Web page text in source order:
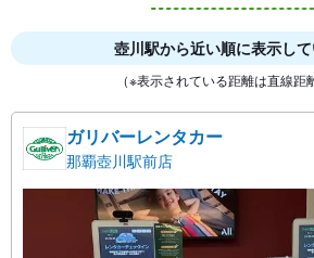
壺川駅から近い順に表示して
（※表示されている距離は直線距
ガリバーレンタカー
那覇壺川駅前店